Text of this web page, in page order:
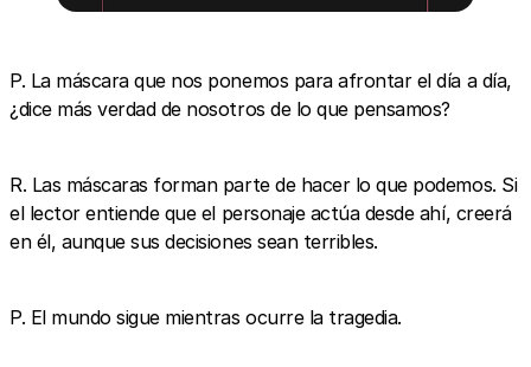
P. La máscara que nos ponemos para afrontar el día a día,
¿dice más verdad de nosotros de lo que pensamos?
R. Las máscaras forman parte de hacer lo que podemos. Si
el lector entiende que el personaje actúa desde ahí, creerá
en él, aunque sus decisiones sean terribles.
P. El mundo sigue mientras ocurre la tragedia.